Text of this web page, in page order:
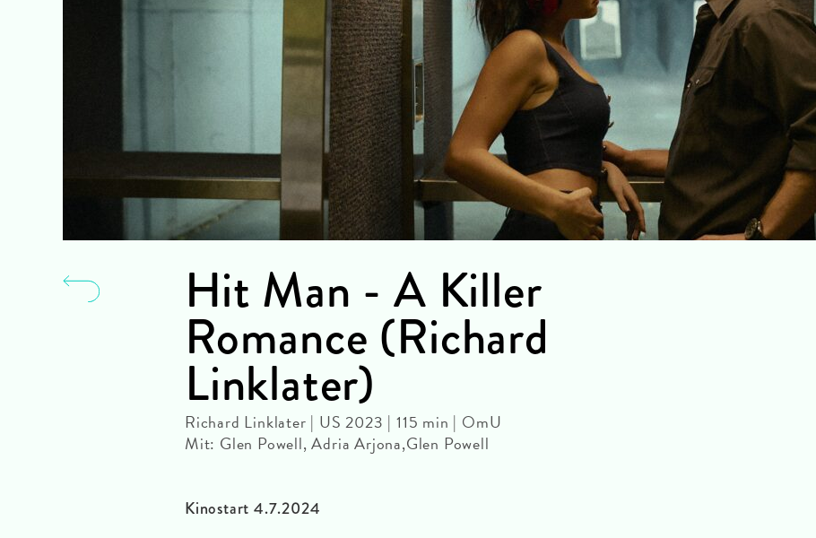
Hit Man - A Killer
Romance (Richard
Linklater)
Richard Linklater | US 2023 | 115 min | OmU
Mit: Glen Powell, Adria Arjona,Glen Powell
Kinostart 4.7.2024